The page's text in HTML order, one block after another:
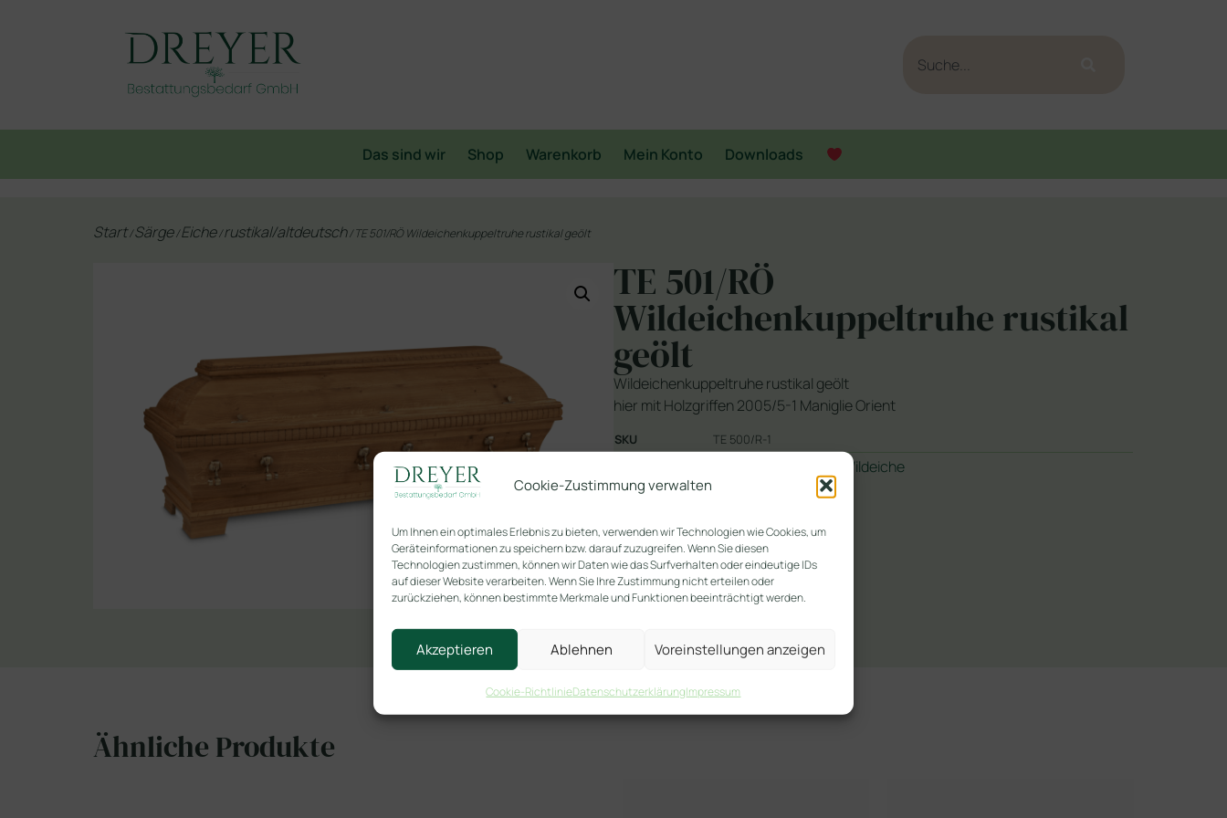
Cookie-Zustimmung verwalten
Um Ihnen ein optimales Erlebnis zu bieten, verwenden wir Technologien wie Cookies, um
Geräteinformationen zu speichern bzw. darauf zuzugreifen. Wenn Sie diesen
Technologien zustimmen, können wir Daten wie das Surfverhalten oder eindeutige IDs
auf dieser Website verarbeiten. Wenn Sie Ihre Zustimmung nicht erteilen oder
zurückziehen, können bestimmte Merkmale und Funktionen beeinträchtigt werden.
Akzeptieren Ablehnen Voreinstellungen anzeigen
Cookie-RichtlinieDatenschutzerklärungImpressum
Das sind wir Shop Warenkorb Mein Konto Downloads
Start/Särge/Eiche/rustikal/altdeutsch/ TE 501/RÖ Wildeichenkuppeltruhe rustikal geölt
TE 501/RÖ
Wildeichenkuppeltruhe rustikal
geölt
Wildeichenkuppeltruhe rustikal geölt
hier mit Holzgriffen 2005/5-1 Maniglie Orient
SKU
TE 500/R-1
Wildeiche
1 vorrätig
In den Warenkorb
Ähnliche Produkte